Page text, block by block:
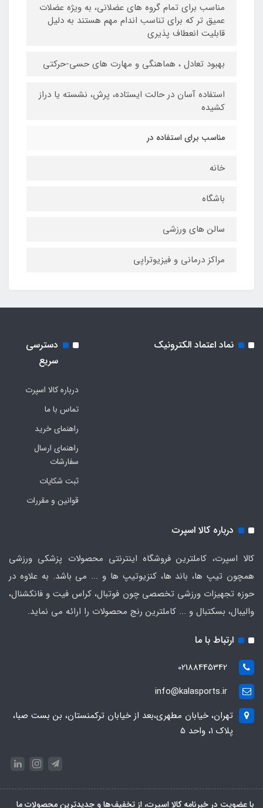
مناسب برای تمام گروه های عضلانی، به ویژه عضلات
عمیق تر که برای تناسب اندام مهم هستند به دلیل
قابلیت انعطاف پذیری
بهبود تعادل ، هماهنگی و مهارت های حسی-حرکتی
استفاده آسان در حالت ایستاده، پرش، نشسته یا دراز
کشیده
مناسب برای استفاده در
خانه
باشگاه
سالن های ورزشی
مراکز درمانی و فیزیوتراپی
نماد اعتماد الکترونیک
دسترسی
سریع
درباره کالا اسپرت
تماس با ما
راهنمای خرید
راهنمای ارسال
سفارشات
ثبت شکایات
قوانین و مقررات
درباره کالا اسپرت
کالا اسپرت، کاملترین فروشگاه اینترنتی محصولات پزشکی ورزشی
همچون تیپ ها، باند ها، کنزیوتیپ ها و ... می باشد. به علاوه در
حوزه تجهیزات ورزشی تخصصی چون فوتبال، کراس فیت و فانکشنال،
والیبال، بسکتبال و ... کاملترین رنج محصولات را ارائه می نماید.
ارتباط با ما
02188445342
info@kalasports.ir
تهران، خیابان مطهری،بعد از خیابان ترکمنستان، بن بست صبا،
پلاک 1، واحد 5
با عضویت در خبرنامه کالا اسپرت، از تخفیف‌ها و جدیدترین‌ محصولات ما